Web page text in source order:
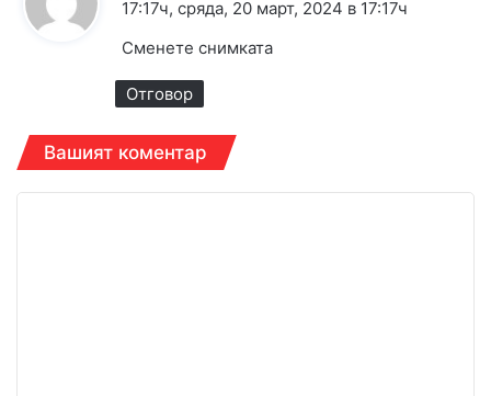
:
17:17ч, сряда, 20 март, 2024 в 17:17ч
Сменете снимката
Отговор
Вашият коментар